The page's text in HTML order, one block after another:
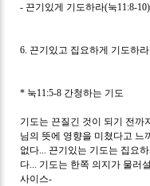
- 끈기있게 기도하라(눅11:8-
6. 끈기있고 집요하게 기도하라
* 눅11:5-8 간청하는 기도
기도는 끈질긴 것이 되기 전까
님의 뜻에 영향을 미쳤다고 느
없다... 끈기있는 기도는 집요
다... 기도는 한쪽 의지가 물러
사이스-